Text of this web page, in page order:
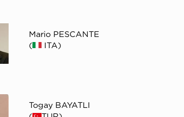
Mario PESCANTE
(
ITA)
Togay BAYATLI